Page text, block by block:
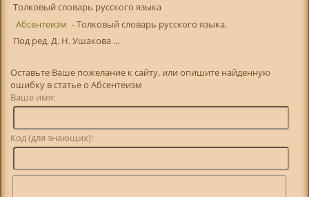
Толковый словарь русского языка
Абсентеизм - Толковый словарь русского языка.
Под ред. Д. Н. Ушакова ...
Оставьте Ваше пожелание к сайту, или опишите найденную
ошибку в статье о Абсентеизм
Ваше имя:
Код (для знающих):